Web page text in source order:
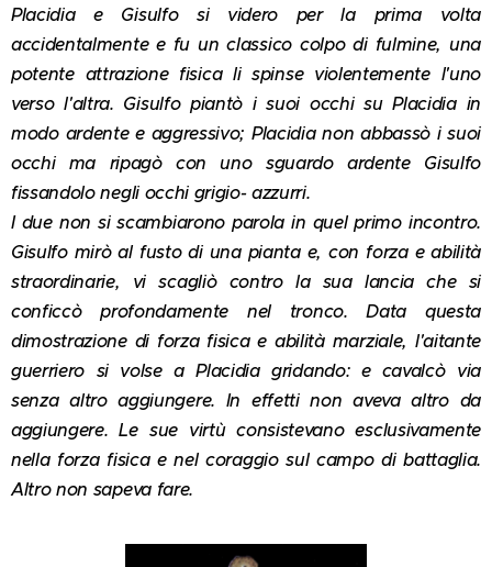
Placidia e Gisulfo si videro per la prima volta
accidentalmente e fu un classico colpo di fulmine, una
potente attrazione fisica li spinse violentemente l'uno
verso l'altra. Gisulfo piantò i suoi occhi su Placidia in
modo ardente e aggressivo; Placidia non abbassò i suoi
occhi ma ripagò con uno sguardo ardente Gisulfo
fissandolo negli occhi grigio- azzurri.
I due non si scambiarono parola in quel primo incontro.
Gisulfo mirò al fusto di una pianta e, con forza e abilità
straordinarie, vi scagliò contro la sua lancia che si
conficcò profondamente nel tronco. Data questa
dimostrazione di forza fisica e abilità marziale, l'aitante
guerriero si volse a Placidia gridando: e cavalcò via
senza altro aggiungere. In effetti non aveva altro da
aggiungere. Le sue virtù consistevano esclusivamente
nella forza fisica e nel coraggio sul campo di battaglia.
Altro non sapeva fare.